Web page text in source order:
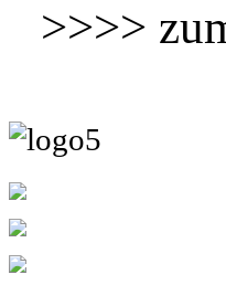
>>>>